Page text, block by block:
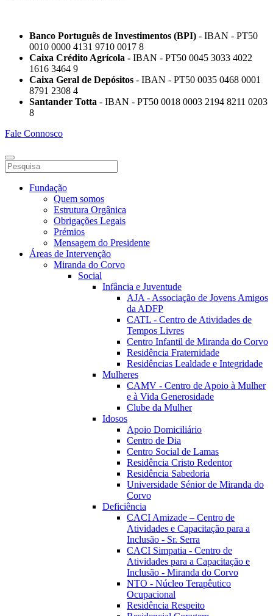
Banco Português de Investimentos (BPI) - IBAN - PT50
0010 0000 4131 9710 0017 8
Caixa Crédito Agrícola - IBAN - PT50 0045 3033 4022
1616 3464 9
Caixa Geral de Depósitos - IBAN - PT50 0035 0468 0001
8791 2308 4
Santander Totta - IBAN - PT50 0018 0003 2194 8211 0203
8
Fale Connosco
Fundação
Quem somos
Estrutura Orgânica
Obrigações Legais
Prémios
Mensagem do Presidente
Áreas de Intervenção
Miranda do Corvo
Social
Infância e Juventude
AJA - Associação de Jovens Amigos
da ADFP
CATL - Centro de Atividades de
Tempos Livres
Centro Infantil de Miranda do Corvo
Residência Fraternidade
Residências Lealdade e Integridade
Mulheres
CAMV - Centro de Apoio à Mulher
e à Vida Generosidade
Clube da Mulher
Idosos
Apoio Domiciliário
Centro de Dia
Centro Social de Lamas
Residência Cristo Redentor
Residência Sabedoria
Universidade Sénior de Miranda do
Corvo
Deficiência
CACI Amizade – Centro de
Atividades e Capacitação para a
Inclusão - Sr. Serra
CACI Simpatia - Centro de
Atividades para a Capacitação e
Inclusão - Miranda do Corvo
NTO - Núcleo Terapêutico
Ocupacional
Residência Respeito